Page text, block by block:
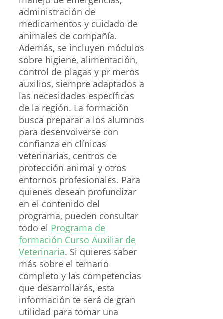
administración de
medicamentos y cuidado de
animales de compañía.
Además, se incluyen módulos
sobre higiene, alimentación,
control de plagas y primeros
auxilios, siempre adaptados a
las necesidades específicas
de la región. La formación
busca preparar a los alumnos
para desenvolverse con
confianza en clínicas
veterinarias, centros de
protección animal y otros
entornos profesionales. Para
quienes desean profundizar
en el contenido del
programa, pueden consultar
todo el Programa de
formación Curso Auxiliar de
Veterinaria. Si quieres saber
más sobre el temario
completo y las competencias
que desarrollarás, esta
información te será de gran
utilidad para tomar una